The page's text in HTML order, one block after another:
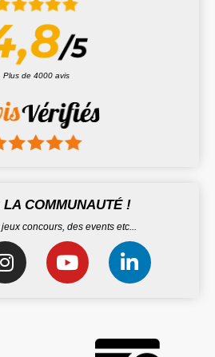
Plus de 4000 avis
LA COMMUNAUTÉ !
concours, des events etc...